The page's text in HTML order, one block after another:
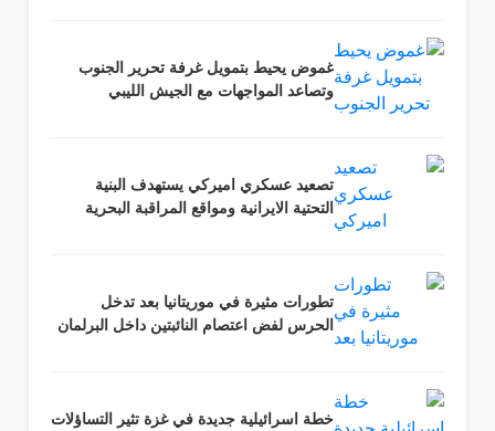
غموض يحيط بتمويل غرفة تحرير الجنوب
وتصاعد المواجهات مع الجيش الليبي
تصعيد عسكري اميركي يستهدف البنية
التحتية الايرانية ومواقع المراقبة البحرية
تطورات مثيرة في موريتانيا بعد تدخل
الحرس لفض اعتصام النائبتين داخل البرلمان
خطة اسرائيلية جديدة في غزة تثير التساؤلات